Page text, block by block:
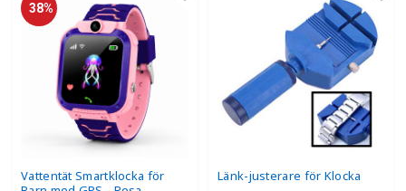
38%
Vattentät Smartklocka för
Länk-justerare för Klocka